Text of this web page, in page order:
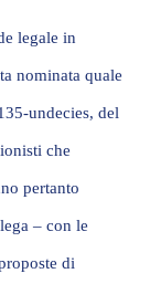
legale in
nominata quale
undecies, del
che
pertanto
– con le
di